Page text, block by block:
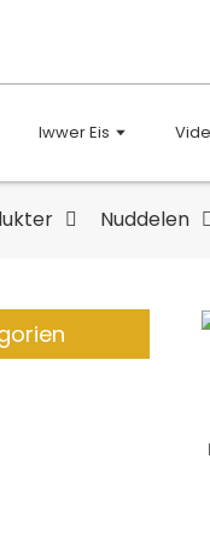
Iwwer Eis
Nuddelen